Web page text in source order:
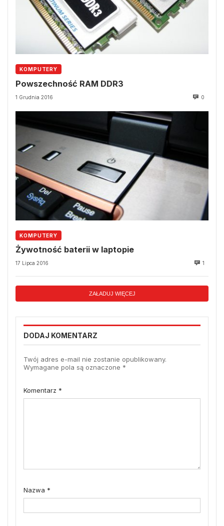
KOMPUTERY
Powszechność RAM DDR3
1 Grudnia 2016 0
KOMPUTERY
Żywotność baterii w laptopie
17 Lipca 2016 1
ZAŁADUJ WIĘCEJ
DODAJ KOMENTARZ
Twój adres e-mail nie zostanie opublikowany.
Wymagane pola są oznaczone *
Komentarz *
Nazwa *